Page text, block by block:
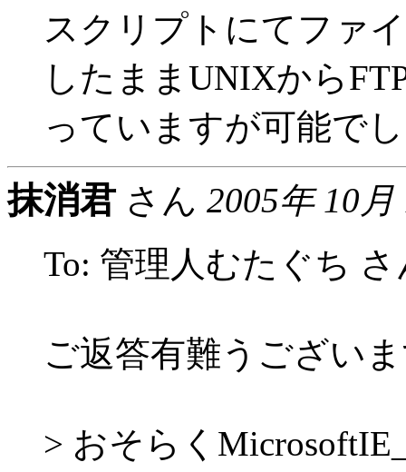
スクリプトにてファ
したままUNIXから
っていますが可能で
抹消君 さん 2005年 10
To: 管理人むたぐち さ
ご返答有難うござい
> おそらく